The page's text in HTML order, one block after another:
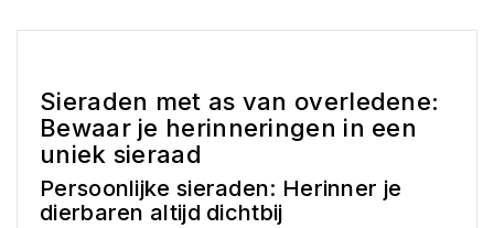
Sieraden met as van overledene:
Bewaar je herinneringen in een
uniek sieraad
Persoonlijke sieraden: Herinner je
dierbaren altijd dichtbij